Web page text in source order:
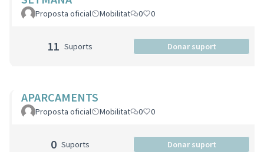
Proposta oficial Mobilitat 0 0
11 Suports Donar suport
APARCAMENTS
Proposta oficial Mobilitat 0 0
0 Suports Donar suport